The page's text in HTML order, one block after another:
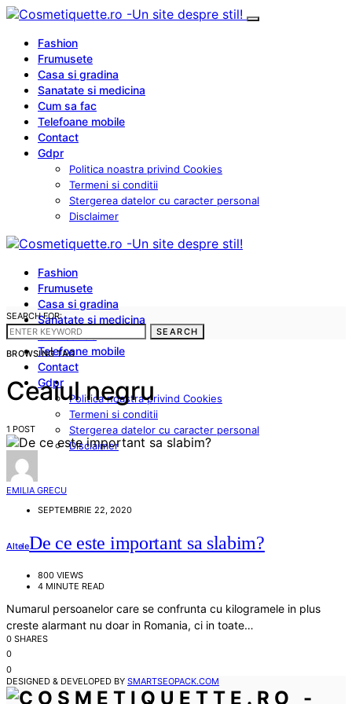
Fashion
Frumusete
Casa si gradina
Sanatate si medicina
Cum sa fac
Telefoane mobile
Contact
Gdpr
Politica noastra privind Cookies
Termeni si conditii
Stergerea datelor cu caracter personal
Disclaimer
Fashion
Frumusete
Casa si gradina
Sanatate si medicina
Cum sa fac
Telefoane mobile
Contact
Gdpr
Politica noastra privind Cookies
Termeni si conditii
Stergerea datelor cu caracter personal
Disclaimer
SEARCH FOR:
SEARCH
BROWSING TAG
Ceaiul negru
1 POST
EMILIA GRECU
SEPTEMBRIE 22, 2020
AlteleDe ce este important sa slabim?
800 VIEWS
4 MINUTE READ
Numarul persoanelor care se confrunta cu kilogramele in plus
creste alarmant nu doar in Romania, ci in toate…
0 SHARES
0
0
DESIGNED & DEVELOPED BY SMARTSEOPACK.COM